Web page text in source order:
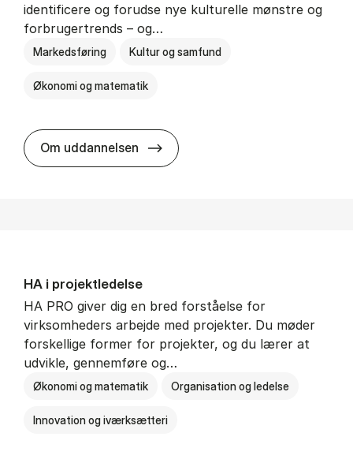
identificere og forudse nye kulturelle mønstre og
forbrugertrends – og…
Markedsføring Kultur og samfund
Økonomi og matematik
Om uddannelsen HA i mar­keds- og kul­tu­r­a­na­ly­se
HA i pro­jekt­le­del­se
HA PRO giver dig en bred forståelse for
virksomheders arbejde med projekter. Du møder
forskellige former for projekter, og du lærer at
udvikle, gennemføre og…
Økonomi og matematik Organisation og ledelse
Innovation og iværksætteri